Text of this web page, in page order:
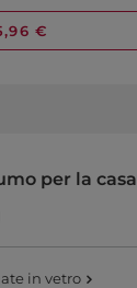
€
per la casa
in vetro